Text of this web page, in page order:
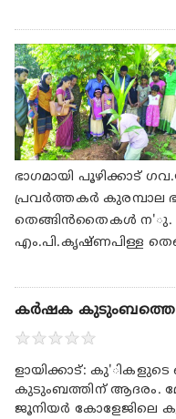
ഭാഗമായി പൂഴിക്കാട്
പ്രവര്‍ത്തകര്‍ കുരമ്പാല
തെങ്ങിന്‍തൈകള്‍ ന'ു.
എം.പി.കൃഷ്ണപിള്ള
കര്‍ഷക കുടുംബത്തെ
★★★★★
ളായിക്കാട്:
കുടുംബത്തിന് ആദരം.
ജൂനിയര്‍ കോളേജിലെ